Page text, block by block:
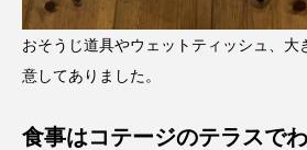
おそうじ道具やウェットティッシュ、大
意してありました。
食事はコテージのテラスで